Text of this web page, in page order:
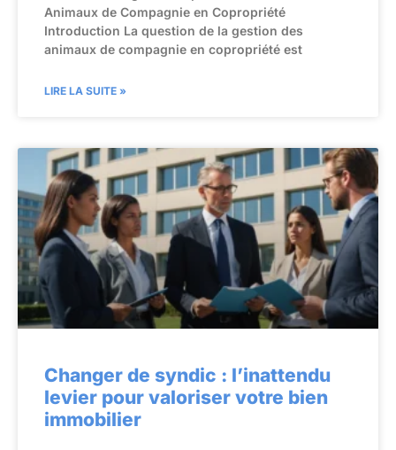
Animaux de Compagnie en Copropriété
Introduction La question de la gestion des
animaux de compagnie en copropriété est
LIRE LA SUITE »
Changer de syndic : l’inattendu
levier pour valoriser votre bien
immobilier